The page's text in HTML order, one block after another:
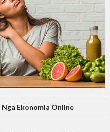
Nga Ekonomia Online